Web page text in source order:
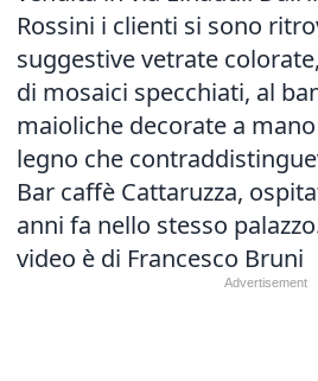
Rossini i clienti si sono
suggestive vetrate
di mosaici specchiati, al
maioliche decorate a
legno che
Bar caffè Cattaruzza,
anni fa nello stesso
video è di Francesco Bruni